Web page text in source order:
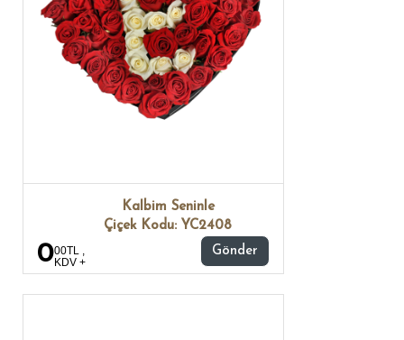
Kalbim Seninle
Çiçek Kodu: YC2408
000TL ,
KDV +
Gönder